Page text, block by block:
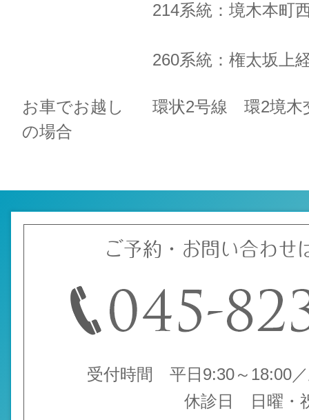
214系統：境木本町
260系統：権太坂上
お車でお越し
の場合
環状2号線 環2境木
ご予約・お問い合わせ
受付時間 平日9:30～18:00
休診日 日曜・